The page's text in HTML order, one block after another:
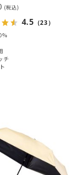
(税込)
4.5 （23）
チ